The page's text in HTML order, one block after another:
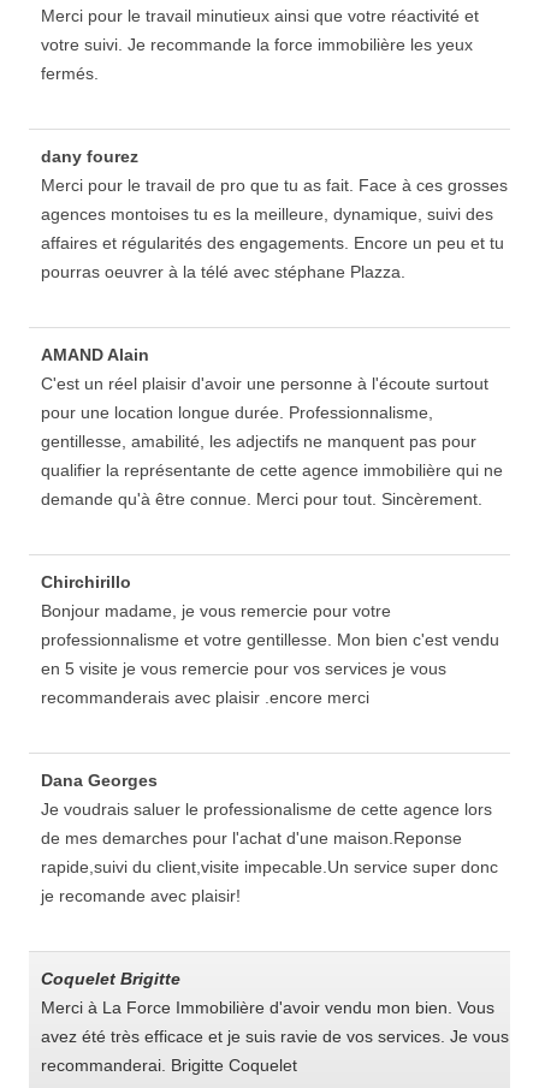
Merci pour le travail minutieux ainsi que votre réactivité et
votre suivi. Je recommande la force immobilière les yeux
fermés.
dany fourez
Merci pour le travail de pro que tu as fait. Face à ces grosses
agences montoises tu es la meilleure, dynamique, suivi des
affaires et régularités des engagements. Encore un peu et tu
pourras oeuvrer à la télé avec stéphane Plazza.
AMAND Alain
C'est un réel plaisir d'avoir une personne à l'écoute surtout
pour une location longue durée. Professionnalisme,
gentillesse, amabilité, les adjectifs ne manquent pas pour
qualifier la représentante de cette agence immobilière qui ne
demande qu'à être connue. Merci pour tout. Sincèrement.
Chirchirillo
Bonjour madame, je vous remercie pour votre
professionnalisme et votre gentillesse. Mon bien c'est vendu
en 5 visite je vous remercie pour vos services je vous
recommanderais avec plaisir .encore merci
Dana Georges
Je voudrais saluer le professionalisme de cette agence lors
de mes demarches pour l'achat d'une maison.Reponse
rapide,suivi du client,visite impecable.Un service super donc
je recomande avec plaisir!
Coquelet Brigitte
Merci à La Force Immobilière d'avoir vendu mon bien. Vous
avez été très efficace et je suis ravie de vos services. Je vous
recommanderai. Brigitte Coquelet